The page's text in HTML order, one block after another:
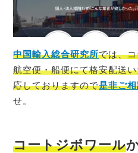
中国輸入総合研究所では、
航空便・船便にて格安配送
応しておりますので是非ご
せ。
コートジボワール